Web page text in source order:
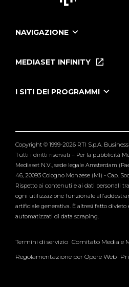
NAVIGAZIONE
Le Iene Presentano Inside
Tutti i servizi
MEDIASET INFINITY
I SITI DEI PROGRAMMI
Verissimo
Copyright © 1999-2026 RTI S.p.A.
Tutti i diritti riservati – Per la pubblicità
Mediaset N.V., sede legale Amsterdam
46, 20093 Cologno Monzese (MI) - Cap.
Rispetto ai contenuti e ai dati personali
ogni utilizzazione funzionale
artificiale generativa. È altresì fatto divieto
automatizzati di data scraping.
Termini di servizio Comitato Media e
Regolamentazione per Opere Web